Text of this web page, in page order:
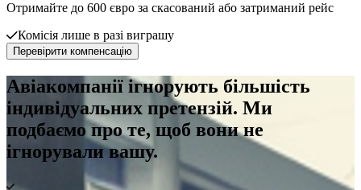
Отримайте до 600 євро за скасований або затриманий рейс
Комісія лише в разі виграшу
Перевірити компенсацію
Авіакомпанії ігнорують більшість
індивідуальних претензій. Ми
подбаємо про те, щоб вони не
ігнорували вашу.